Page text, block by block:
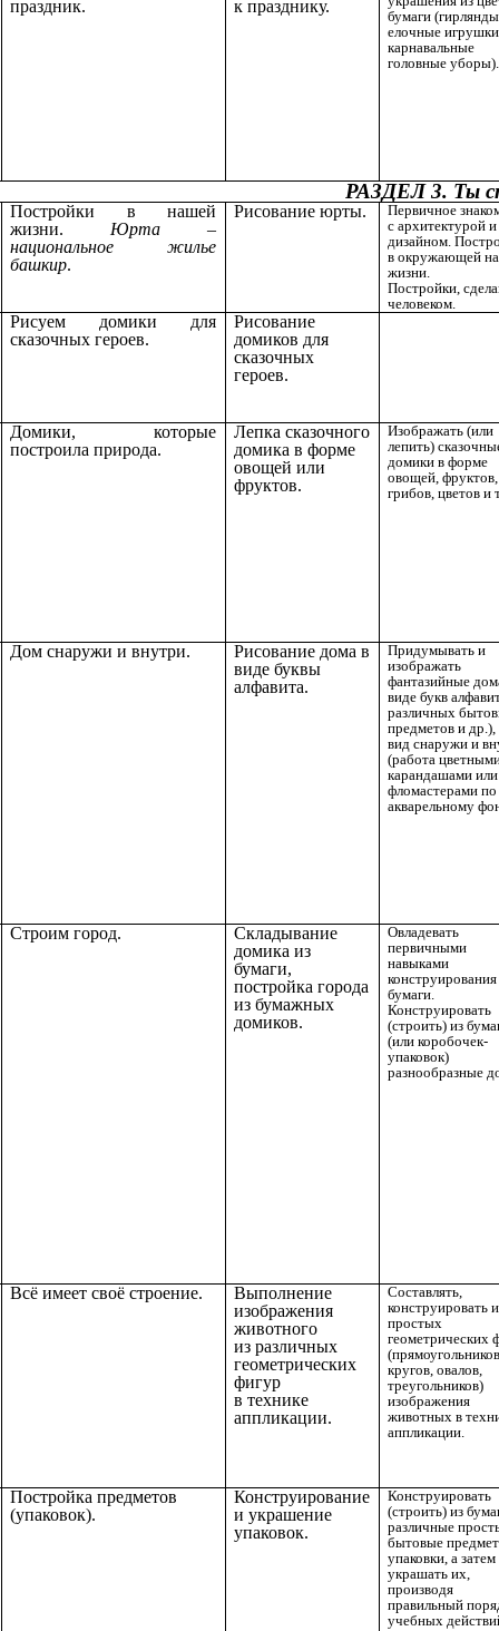
праздник. к празднику.
бумаги
елочные
карнавальные
головные уборы).
РАЗДЕЛ 3. Ты
Постройки в нашей
жизни. Юрта –
национальное жилье
башкир.
Рисование юрты.
Первичное
с архитектурой и
дизайном.
в окружающей
жизни.
Постройки,
человеком.
Рисуем домики для
сказочных героев.
Рисование
домиков для
сказочных
героев.
Домики, которые
построила природа.
Лепка сказочного
домика в форме
овощей или
фруктов.
Изображать (или
лепить)
домики в форме
овощей, фруктов,
грибов, цветов и
Дом снаружи и внутри.
Рисование дома в
виде буквы
алфавита.
Придумывать и
изображать
фантазийные
виде букв
различных
предметов и др.),
вид снаружи и
(работа
карандашами или
фломастерами по
акварельному
Строим город.
Складывание
домика из
бумаги,
постройка города
из бумажных
домиков.
Овладевать
первичными
навыками
конструирования
бумаги.
Конструировать
(строить) из
(или коробочек-
упаковок)
разнообразные
Всё имеет своё строение.
Выполнение
изображения
животного
из различных
геометрических
фигур
в технике
аппликации.
Составлять,
конструировать
простых
геометрических
кругов, овалов,
треугольников)
изображения
животных в
аппликации.
Постройка предметов
(упаковок).
Конструирование
и украшение
упаковок.
Конструировать
(строить) из
различные
бытовые
упаковки, а затем
украшать их,
производя
правильный
учебных